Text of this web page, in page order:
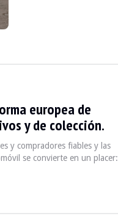
europea de
y de colección.
y compradores fiables y las
se convierte en un placer: